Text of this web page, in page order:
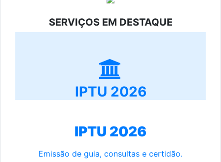
SERVIÇOS EM DESTAQUE
IPTU 2026
IPTU 2026
Emissão de guia, consultas e certidão.